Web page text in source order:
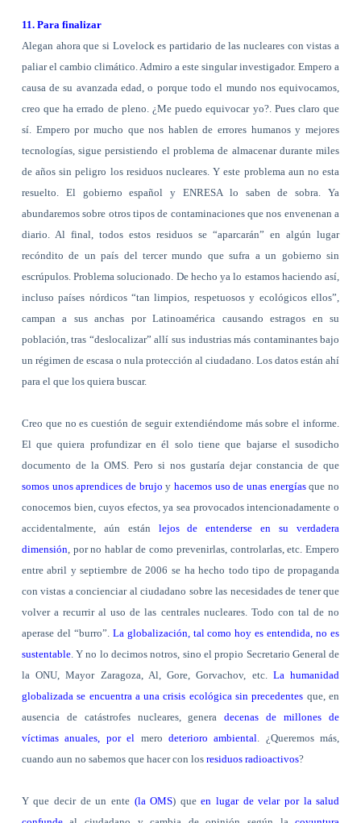
11. Para finalizar
Alegan ahora que si Lovelock es partidario de las nucleares con vistas a
paliar el cambio climático. Admiro a este singular investigador. Empero a
causa de su avanzada edad, o porque todo el mundo nos equivocamos,
creo que ha errado de pleno. ¿Me puedo equivocar yo?. Pues claro que
sí. Empero por mucho que nos hablen de errores humanos y mejores
tecnologías, sigue persistiendo el problema de almacenar durante miles
de años sin peligro los residuos nucleares. Y este problema aun no esta
resuelto. El gobierno español y ENRESA lo saben de sobra. Ya
abundaremos sobre otros tipos de contaminaciones que nos envenenan a
diario. Al final, todos estos residuos se “aparcarán” en algún lugar
recóndito de un país del tercer mundo que sufra a un gobierno sin
escrúpulos. Problema solucionado. De hecho ya lo estamos haciendo así,
incluso países nórdicos “tan limpios, respetuosos y ecológicos ellos”,
campan a sus anchas por Latinoamérica causando estragos en su
población, tras “deslocalizar” allí sus industrias más contaminantes bajo
un régimen de escasa o nula protección al ciudadano. Los datos están ahí
para el que los quiera buscar.
Creo que no es cuestión de seguir extendiéndome más sobre el informe.
El que quiera profundizar en él solo tiene que bajarse el susodicho
documento de la OMS. Pero si nos gustaría dejar constancia de que
somos unos aprendices de brujo y hacemos uso de unas energíasque no
conocemos bien, cuyos efectos, ya sea provocados intencionadamente o
accidentalmente, aún están lejos de entenderse en su verdadera
dimensión , por no hablar de como prevenirlas, controlarlas, etc. Empero
entre abril y septiembre de 2006 se ha hecho todo tipo de propaganda
con vistas a concienciar al ciudadano sobre las necesidades de tener que
volver a recurrir al uso de las centrales nucleares. Todo con tal de no
aperase del “burro”. La globalización, tal como hoy es entendida, no es
sustentable. Y no lo decimos notros, sino el propio Secretario General de
la ONU, Mayor Zaragoza, Al, Gore, Gorvachov, etc. La humanidad
globalizada se encuentra a una crisis ecológica sin precedentes que, en
ausencia de catástrofes nucleares, generadecenas de millones de
víctimas anuales, por el mero deterioro ambiental . ¿Queremos más,
cuando aun no sabemos que hacer con los residuos radioactivos?
Y que decir de un ente (la OMS) queen lugar de velar por la salud